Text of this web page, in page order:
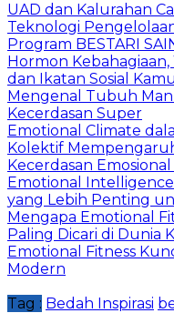
UAD dan Kalurahan
Teknologi
Program BESTARI
Hormon
dan Ikatan Sosial Kamu
Mengenal Tubuh
Kecerdasan Super
Emotional Climate
Kolektif
Kecerdasan
Emotional
yang Lebih Penting
Mengapa Emotional
Paling Dicari di Dunia
Emotional Fitness
Modern
Tag : Bedah Inspirasi